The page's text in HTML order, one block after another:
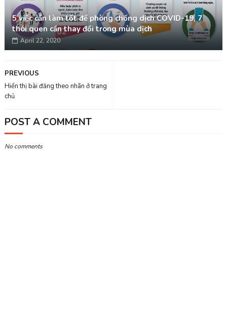
5 việc cần làm tốt để phòng chống dịch COVID-19, 7
thói quen cần thay đổi trong mùa dịch
April 22, 2020
PREVIOUS
Hiển thị bài đăng theo nhãn ở trang
chủ
POST A COMMENT
No comments